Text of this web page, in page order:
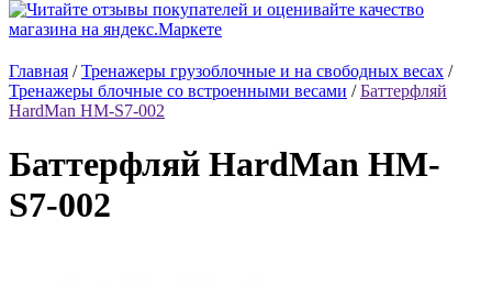
Главная / Тренажеры грузоблочные и на свободных весах /
Тренажеры блочные со встроенными весами / Баттерфляй
HardMan HM-S7-002
Баттерфляй HardMan HM-
S7-002